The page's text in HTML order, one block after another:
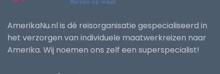
AmerikaNu.nl is dé reisorganisatie gespecialiseerd in
het verzorgen van individuele maatwerkreizen naar
Amerika. Wij noemen ons zelf een superspecialist!